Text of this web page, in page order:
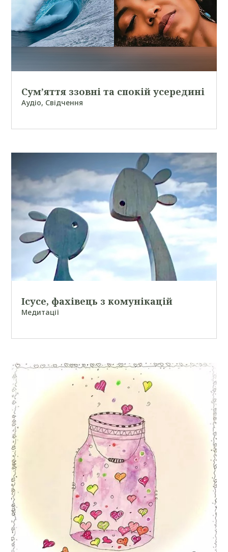
Сум’яття ззовні та спокій усередині
Аудіо, Свідчення
Ісусе, фахівець з комунікацій
Медитації